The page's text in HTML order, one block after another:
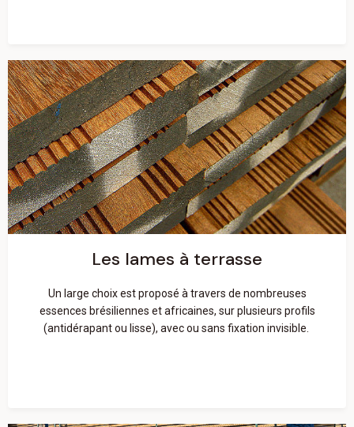
Les lames à terrasse
Un large choix est proposé à travers de nombreuses
essences brésiliennes et africaines, sur plusieurs profils
(antidérapant ou lisse), avec ou sans fixation invisible.
Les lames à terrasse
En savoir plus